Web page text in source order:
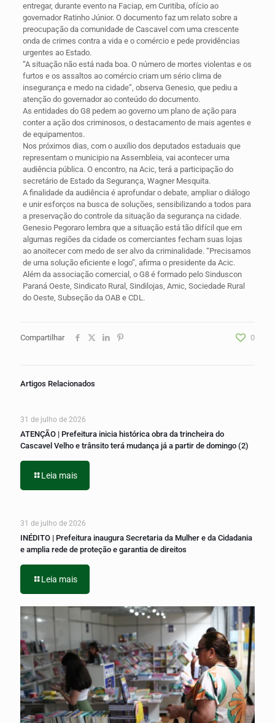
entregar, durante evento na Faciap, em Curitiba, ofício ao
governador Ratinho Júnior. O documento faz um relato sobre a
preocupação da comunidade de Cascavel com uma crescente
onda de crimes contra a vida e o comércio e pede providências
urgentes ao Estado.
“A situação não está nada boa. O número de mortes violentas e os
furtos e os assaltos ao comércio criam um sério clima de
insegurança e medo na cidade”, observa Genesio, que pediu a
atenção do governador ao conteúdo do documento.
As entidades do G8 pedem ao governo um plano de ação para
conter a ação dos criminosos, o destacamento de mais agentes e
de equipamentos.
Nos próximos dias, com o auxílio dos deputados estaduais que
representam o municipio na Assembleia, vai acontecer uma
audiência pública. O encontro, na Acic, terá a participação do
secretário de Estado da Segurança, Wagner Mesquita.
A finalidade da audiência é aprofundar o debate, ampliar o diálogo
e unir esforços na busca de soluções, sensibilizando a todos para
a preservação do controle da situação da segurança na cidade.
Genesio Pegoraro lembra que a situação está tão difícil que em
algumas regiões da cidade os comerciantes fecham suas lojas
ao anoitecer com medo de ser alvo da criminalidade. “Precisamos
de uma solução eficiente e logo”, afirma o presidente da Acic.
Além da associação comercial, o G8 é formado pelo Sinduscon
Paraná Oeste, Sindicato Rural, Sindilojas, Amic, Sociedade Rural
do Oeste, Subseção da OAB e CDL.
Compartilhar 0
Artigos Relacionados
31 de julho de 2026
ATENÇÃO | Prefeitura inicia histórica obra da trincheira do
Cascavel Velho e trânsito terá mudança já a partir de domingo (2)
Leia mais
31 de julho de 2026
INÉDITO | Prefeitura inaugura Secretaria da Mulher e da Cidadania
e amplia rede de proteção e garantia de direitos
Leia mais